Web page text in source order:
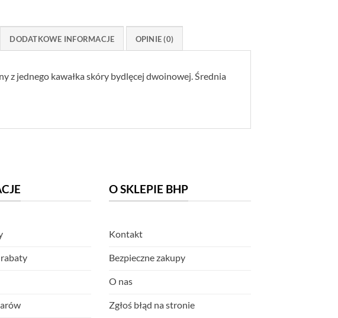
DODATKOWE INFORMACJE OPINIE (0)
z jednego kawałka skóry bydlęcej dwoinowej. Średnia
O SKLEPIE BHP
Kontakt
Bezpieczne zakupy
O nas
Zgłoś błąd na stronie